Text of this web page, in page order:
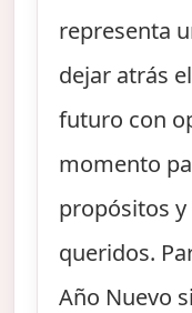
representa
dejar atrás
futuro con
momento
propósitos y
queridos.
Año Nuevo